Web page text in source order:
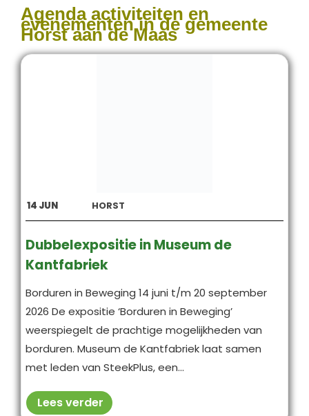
Agenda activiteiten en
evenementen in de gemeente
Horst aan de Maas
14 JUN HORST
Dubbelexpositie in Museum de
Kantfabriek
Borduren in Beweging 14 juni t/m 20 september
2026 De expositie ‘Borduren in Beweging’
weerspiegelt de prachtige mogelijkheden van
borduren. Museum de Kantfabriek laat samen
met leden van SteekPlus, een...
Lees verder